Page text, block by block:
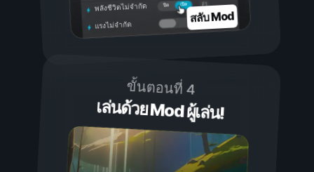
เปิด
ปิด
พลังชีวิตไม่จำกัด
แรงไม่จำกัด สลับ Mod
ขั้นตอนที่ 4
เล่นด้วย Mod ผู้เล่น!